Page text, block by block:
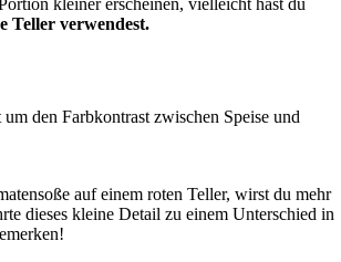
Teller verwendest.
den Farbkontrast zwischen Speise und
auf einem roten Teller, wirst du mehr
dieses kleine Detail zu einem Unterschied in